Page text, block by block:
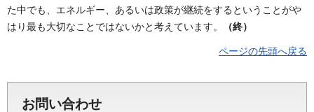
た中でも、エネルギー、あるいは政策が継続をするということがや
はり最も大切なことではないかと考えています。
（終）
ページの先頭へ戻る
お問い合わせ